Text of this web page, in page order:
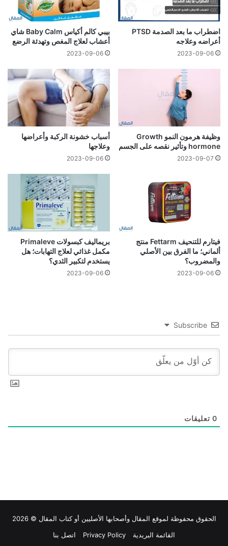
اضطراب ما بعد الصدمة PTSD
أعراضه وعلاجه
2023-09-06
بيبي كالم أكياس Baby Calm شاي
أعشاب لعلاج المغص وتهدئة الرضع
2023-09-06
وظيفة هرمون النمو Growth
hormone وتأثير نقصه على الجسم
2023-09-07
أسباب خشونة الركبة وأعراضها
وعلاجها
2023-09-06
فيتارم للتنحيف Fettarm منتج
ألماني؛ ما الفرق بين الأصلي
والمضروب؟
2023-09-06
بريماليف كبسولات Primaleve
مكمل غذائي لعلاج التهابات؛ هل
يستخدم لتكبير الثدي؟
2023-09-06
Subscribe
0 تعليقات
الحقوق محفوظة لموقع المقال وأصحابها الأصليين أو كتاب المقال © 2026
القائمة البريدية
Privacy Policy اتصل بنا